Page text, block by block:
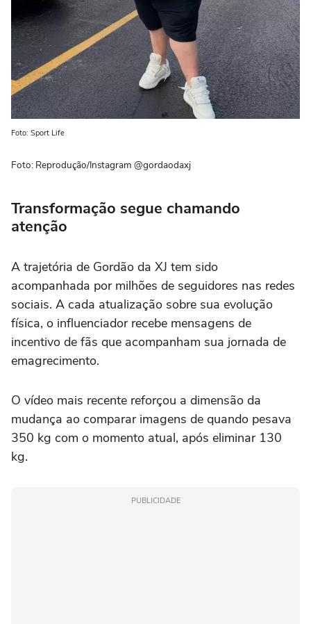
Foto: Sport Life
Foto: Reprodução/Instagram @gordaodaxj
Transformação segue chamando
atenção
A trajetória de Gordão da XJ tem sido
acompanhada por milhões de seguidores nas redes
sociais. A cada atualização sobre sua evolução
física, o influenciador recebe mensagens de
incentivo de fãs que acompanham sua jornada de
emagrecimento.
O vídeo mais recente reforçou a dimensão da
mudança ao comparar imagens de quando pesava
350 kg com o momento atual, após eliminar 130
kg.
PUBLICIDADE